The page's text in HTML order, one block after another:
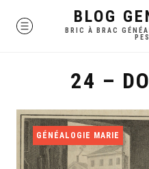
MENU BLOG
BRIC À BRAC
24 –
GÉNÉALOGIE MARIE